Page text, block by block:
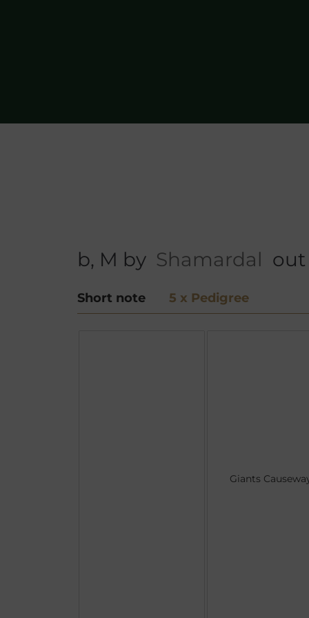
b, M by Shamardal
Short note 5 x Pedigree
Giants